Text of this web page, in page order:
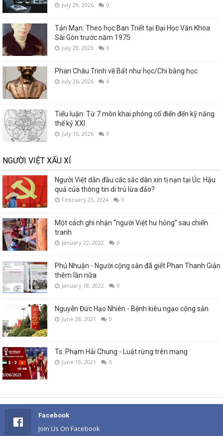
July 29, 2026 0
Tản Mạn: Theo học Ban Triết tại Đại Học Văn Khoa
Sài Gòn trước năm 1975
July 28, 2026 0
Phan Châu Trinh về Bất như học/Chi bằng học
July 26, 2026 0
Tiểu luận: Từ 7 môn khai phóng cổ điển đến kỹ năng
thế kỷ XXI
July 15, 2026 0
NGƯỜI VIỆT XẤU XÍ
Người Việt dẫn đầu các sắc dân xin tị nạn tại Úc: Hậu
quả của thông tin di trú lừa đảo?
February 23, 2024 0
Một cách ghi nhận “người Việt hư hỏng” sau chiến
tranh
January 22, 2022 0
Phú Nhuận - Người cộng sản đã giết Phan Thanh Giản
thêm lần nữa
January 18, 2022 0
Nguyễn Đức Hạo Nhiên - Bệnh kiêu ngạo cộng sản
June 28, 2021 0
Ts. Phạm Hải Chung - Luật rừng trên mạng
June 19, 2021 0
Facebook
Join Us On Facebook